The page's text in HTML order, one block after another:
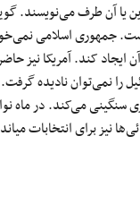
یا آن طرف می‌نویسند.
است. جمهوری اسلامی
کند. آمریکا نیز
را نمی‌توان نادیده
سنگینی می‌کند. در ماه
نیز برای انتخابات